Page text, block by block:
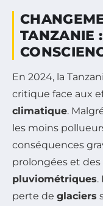
TANZANIE
En 2024, la
critique face aux
climatique.
les moins
conséquences
prolongées et des
pluviométriques.
perte de glaciers